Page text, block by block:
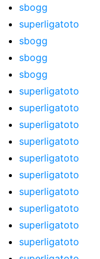
sbogg
superligatoto
sbogg
sbogg
sbogg
superligatoto
superligatoto
superligatoto
superligatoto
superligatoto
superligatoto
superligatoto
superligatoto
superligatoto
superligatoto